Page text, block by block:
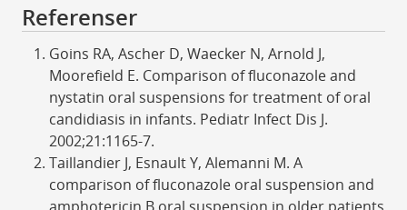
Referenser
Goins RA, Ascher D, Waecker N, Arnold J,
Moorefield E. Comparison of fluconazole and
nystatin oral suspensions for treatment of oral
candidiasis in infants. Pediatr Infect Dis J.
2002;21:1165-7.
Taillandier J, Esnault Y, Alemanni M. A
comparison of fluconazole oral suspension and